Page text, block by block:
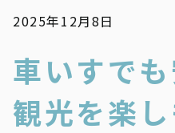
2025年12月8日
車いすで
観光を楽し